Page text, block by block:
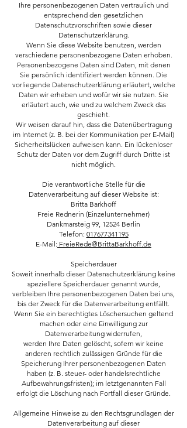
Ihre personenbezogenen Daten vertraulich und
entsprechend den gesetzlichen
Datenschutzvorschriften sowie dieser
Datenschutzerklärung.
Wenn Sie diese Website benutzen, werden
verschiedene personenbezogene Daten erhoben.
Personenbezogene Daten sind Daten, mit denen
Sie persönlich identifiziert werden können. Die
vorliegende Datenschutzerklärung erläutert, welche
Daten wir erheben und wofür wir sie nutzen. Sie
erläutert auch, wie und zu welchem Zweck das
geschieht.
Wir weisen darauf hin, dass die Datenübertragung
im Internet (z. B. bei der Kommunikation per E-Mail)
Sicherheitslücken aufweisen kann. Ein lückenloser
Schutz der Daten vor dem Zugriff durch Dritte ist
nicht möglich.
Die verantwortliche Stelle für die
Datenverarbeitung auf dieser Website ist:
Britta Barkhoff
Freie Rednerin (Einzelunternehmer)
Dankmarsteig 99, 12524 Berlin
Telefon: 017677341195
E-Mail: FreieRede@BrittaBarkhoff.de
Speicherdauer
Soweit innerhalb dieser Datenschutzerklärung keine
speziellere Speicherdauer genannt wurde,
verbleiben Ihre personenbezogenen Daten bei uns,
bis der Zweck für die Datenverarbeitung entfällt.
Wenn Sie ein berechtigtes Löschersuchen geltend
machen oder eine Einwilligung zur
Datenverarbeitung widerrufen,
werden Ihre Daten gelöscht, sofern wir keine
anderen rechtlich zulässigen Gründe für die
Speicherung Ihrer personenbezogenen Daten
haben (z. B. steuer- oder handelsrechtliche
Aufbewahrungsfristen); im letztgenannten Fall
erfolgt die Löschung nach Fortfall dieser Gründe.
Allgemeine Hinweise zu den Rechtsgrundlagen der
Datenverarbeitung auf dieser